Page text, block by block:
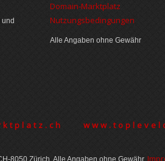
Domain-Marktplatz
Nutzungsbedingungen
Alle Angaben ohne Gewähr
8050 Zürich. Alle Angaben ohne Gewähr.